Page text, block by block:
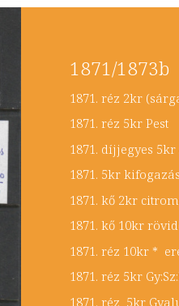
1871/1873b
1871. réz 2kr
1871. réz
1871. díjjegyes
1871. 5kr
1871. kő 2kr
1871. kő 10kr
1871. réz 10kr *
1871. réz 5kr
1871. réz 5kr